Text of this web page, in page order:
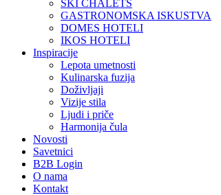
SKI CHALETS
GASTRONOMSKA ISKUSTVA
DOMES HOTELI
IKOS HOTELI
Inspiracije
Lepota umetnosti
Kulinarska fuzija
Doživljaji
Vizije stila
Ljudi i priče
Harmonija čula
Novosti
Savetnici
B2B Login
O nama
Kontakt